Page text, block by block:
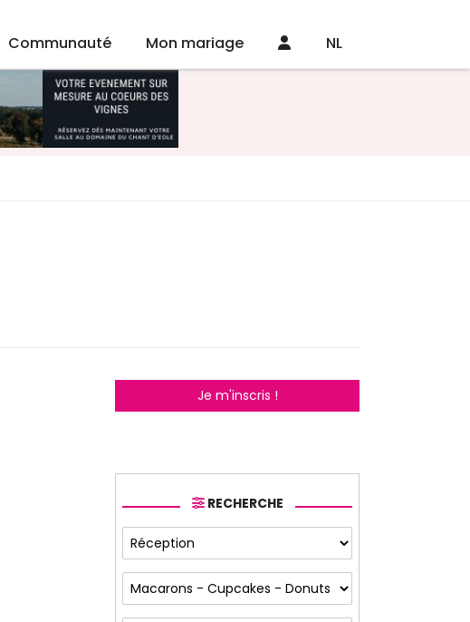
Communauté Mon mariage NL
Je m'inscris !
RECHERCHE